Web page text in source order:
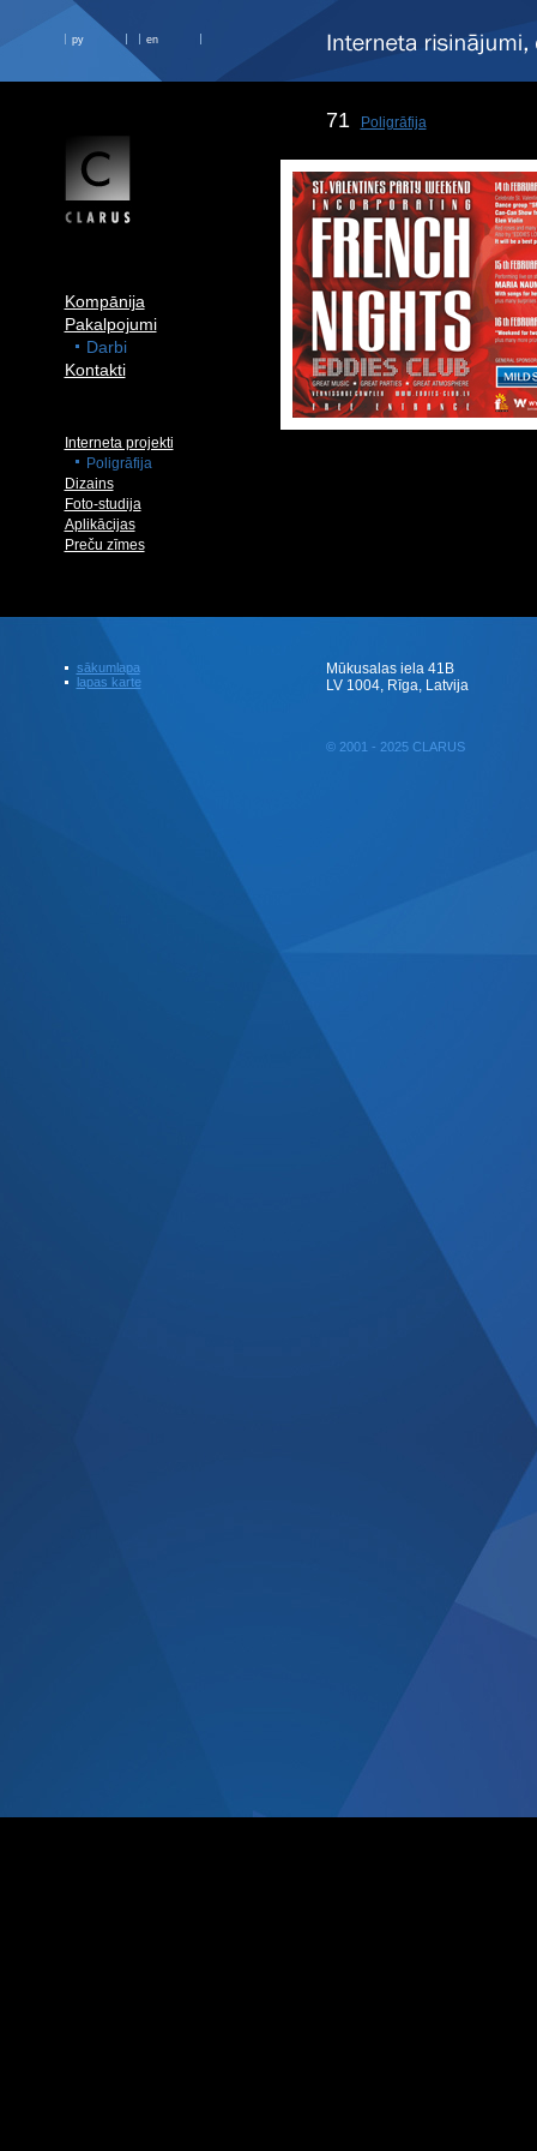
ру en
Kompānija
Pakalpojumi
Darbi
Kontakti
Interneta projekti
Poligrāfija
Dizains
Foto-studija
Aplikācijas
Preču zīmes
71 Poligrāfija
sākumlapa
lapas karte
Mūkusalas iela 41B
LV 1004, Rīga, Latvija
© 2001 - 2025 CLARUS